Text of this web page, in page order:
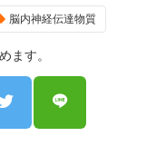
脳内神経伝達物質
ます。